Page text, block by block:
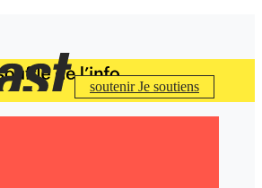
soutenirJe soutiens